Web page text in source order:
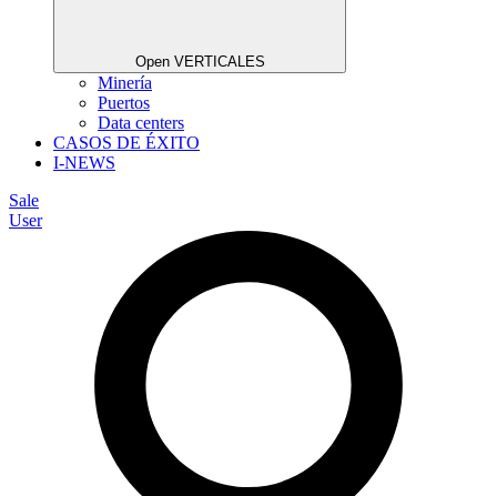
Open VERTICALES
Minería
Puertos
Data centers
CASOS DE ÉXITO
I-NEWS
Sale
User